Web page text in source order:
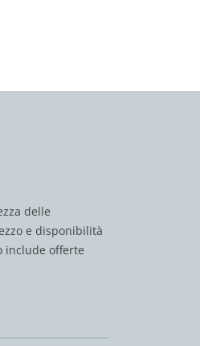
delle
e disponibilità
include offerte